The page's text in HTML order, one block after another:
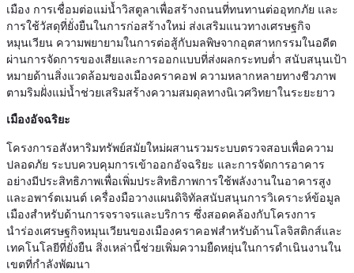
เมือง การเชื่อมต่อแม่น้ำวิสตูลาเพื่อสร้างถนนที่ทนทานต่ออุทกภัย และ
การใช้วัสดุที่ยั่งยืนในการก่อสร้างใหม่ ส่งเสริมแนวทางเศรษฐกิจ
หมุนเวียน ความพยายามในการต่อสู้กับมลพิษจากอุตสาหกรรมในอดีต
ผ่านการจัดการของเสียและการออกแบบที่ส่งผลกระทบต่ำ สนับสนุนเป้า
หมายด้านสิ่งแวดล้อมของเมืองคราคอฟ ความหลากหลายทางชีวภาพ
ตามริมฝั่งแม่น้ำช่วยเสริมสร้างความสมดุลทางนิเวศวิทยาในระยะยาว
เมืองอัจฉริยะ
โครงการอสังหาริมทรัพย์สมัยใหม่ผสานรวมระบบตรวจสอบเพื่อความ
ปลอดภัย ระบบควบคุมการเข้าออกอัจฉริยะ และการจัดการอาคาร
อย่างมีประสิทธิภาพเพื่อเพิ่มประสิทธิภาพการใช้พลังงานในอาคารสูง
และอพาร์ตเมนต์ เครื่องมือวางแผนดิจิทัลสนับสนุนการวิเคราะห์ข้อมูล
เมืองสำหรับด้านการจราจรและบริการ ซึ่งสอดคล้องกับโครงการ
นำร่องเศรษฐกิจหมุนเวียนของเมืองคราคอฟสำหรับด้านโลจิสติกส์และ
เทคโนโลยีที่ยั่งยืน สิ่งเหล่านี้ช่วยเพิ่มความยืดหยุ่นในการดำเนินงานใน
เขตที่กำลังพัฒนา